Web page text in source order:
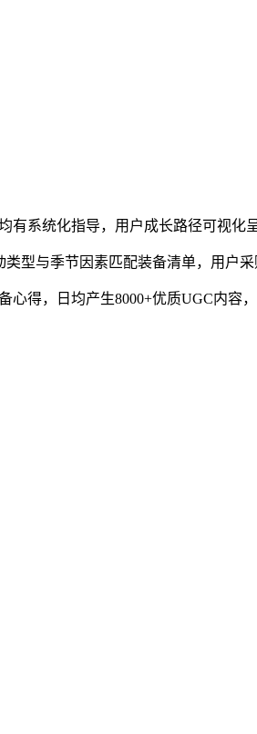
系统化指导，用户成长路径可视化
型与季节因素匹配装备清单，用户采
得，日均产生8000+优质UGC内容，